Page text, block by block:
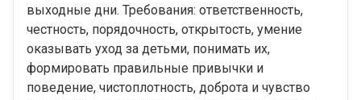
выходные дни. Требования: ответственность,
честность, порядочность, открытость, умение
оказывать уход за детьми, понимать их,
формировать правильные привычки и
поведение, чистоплотность, доброта и чувство